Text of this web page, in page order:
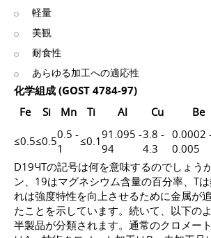
軽量
美観
耐食性
あらゆる加工への適応性
化学組成 (GOST 4784-97)
Fe Si Mn Ti Al Cu Be
≤0.5≤0.50.5 -
1
≤0.191.095 -
94
3.8 -
4.3
0.0002
0.005
D19ЧTの記号は何を意味するのでしょう
ン、19はマグネシウム含量の百分率、T
れは強度特性を向上させるために金属が
たことを示しています。続いて、以下の
半製品が分類されます。通常のクロメー